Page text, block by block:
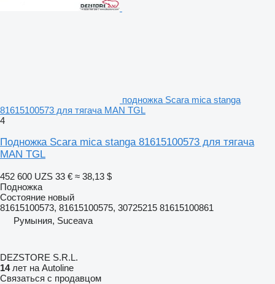
подножка Scara mica stanga
81615100573 для тягача MAN TGL
4
Подножка Scara mica stanga 81615100573 для тягача
MAN TGL
452 600 UZS 33 € ≈ 38,13 $
Подножка
Состояние новый
81615100573, 81615100575, 30725215 81615100861
Румыния, Suceava
DEZSTORE S.R.L.
14лет на Autoline
Связаться с продавцом